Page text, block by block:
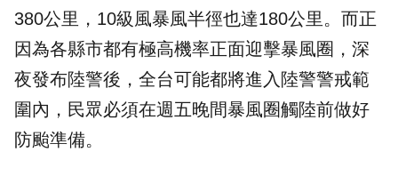
380公里，10級風暴風半徑也達180公里。而正
因為各縣市都有極高機率正面迎擊暴風圈，深
夜發布陸警後，全台可能都將進入陸警警戒範
圍內，民眾必須在週五晚間暴風圈觸陸前做好
防颱準備。